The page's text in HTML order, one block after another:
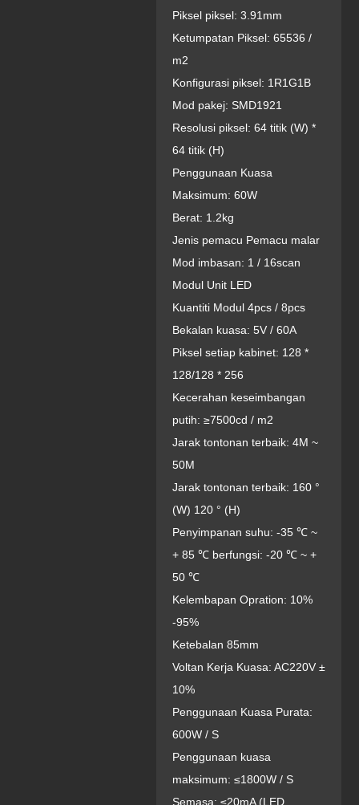
Piksel piksel: 3.91mm
Ketumpatan Piksel: 65536 /
m2
Konfigurasi piksel: 1R1G1B
Mod pakej: SMD1921
Resolusi piksel: 64 titik (W) *
64 titik (H)
Penggunaan Kuasa
Maksimum: 60W
Berat: 1.2kg
Jenis pemacu Pemacu malar
Mod imbasan: 1 / 16scan
Modul Unit LED
Kuantiti Modul 4pcs / 8pcs
Bekalan kuasa: 5V / 60A
Piksel setiap kabinet: 128 *
128/128 * 256
Kecerahan keseimbangan
putih: ≥7500cd / m2
Jarak tontonan terbaik: 4M ~
50M
Jarak tontonan terbaik: 160 °
(W) 120 ° (H)
Penyimpanan suhu: -35 ℃ ~
+ 85 ℃ berfungsi: -20 ℃ ~ +
50 ℃
Kelembapan Opration: 10%
-95%
Ketebalan 85mm
Voltan Kerja Kuasa: AC220V ±
10%
Penggunaan Kuasa Purata:
600W / S
Penggunaan kuasa
maksimum: ≤1800W / S
Semasa: ≤20mA (LED